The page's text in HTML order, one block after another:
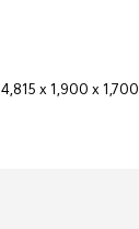
4,815 x 1,900 x 1,700